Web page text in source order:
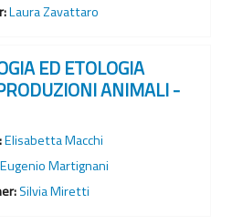
Laura Zavattaro
ED ETOLOGIA
ANIMALI -
Elisabetta Macchi
Eugenio Martignani
Silvia Miretti